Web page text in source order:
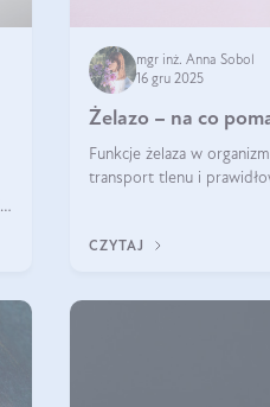
mgr inż. Anna Sobol
16 gru 2025
Żelazo – na co
Funkcje żelaza w
transport tlenu i
etapie życia.
CZYTAJ